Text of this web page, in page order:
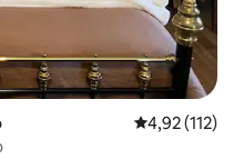
Gemiddelde
4,92 (112)